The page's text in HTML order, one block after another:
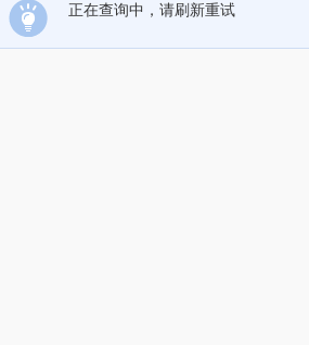
正在查询中，请刷新重试